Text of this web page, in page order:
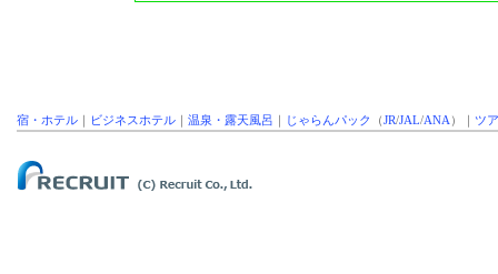
宿・ホテル ビジネスホテル 温泉・露天風呂 じゃらんパック （JR/JAL/ANA ）｜ ツ